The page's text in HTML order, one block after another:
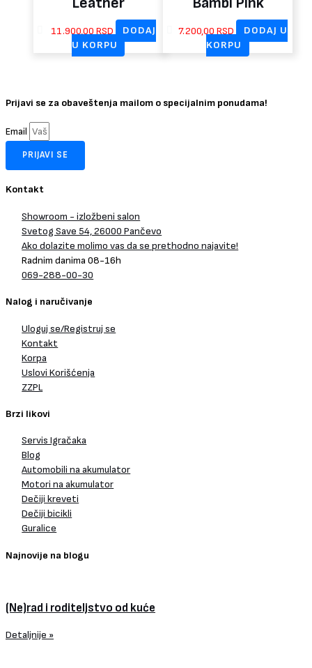
11.900,00 RSD
DODAJ
U KORPU
7.200,00RSD
DODAJ U
KORPU
Prijavi se za obaveštenja mailom o specijalnim ponudama!
Email
PRIJAVI SE
Kontakt
Showroom - izložbeni salon
Svetog Save 54, 26000 Pančevo
Ako dolazite molimo vas da se prethodno najavite!
Radnim danima 08-16h
069-288-00-30
Nalog i naručivanje
Uloguj se/Registruj se
Kontakt
Korpa
Uslovi Korišćenja
ZZPL
Brzi likovi
Servis Igračaka
Blog
Automobili na akumulator
Motori na akumulator
Dečiji kreveti
Dečiji bicikli
Guralice
Najnovije na blogu
(Ne)rad i roditeljstvo od kuće
Detaljnije »